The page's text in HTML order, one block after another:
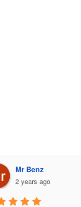
Mr Benz
2 years ago